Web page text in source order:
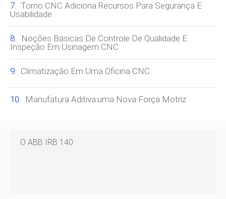
Torno CNC Adiciona Recursos Para Segurança E
Usabilidade
Noções Básicas De Controle De Qualidade E
Inspeção Em Usinagem CNC
Climatização Em Uma Oficina CNC
Manufatura Aditiva:uma Nova Força Motriz
O ABB IRB 140